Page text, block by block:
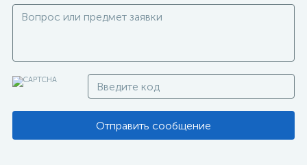
Отправить сообщение